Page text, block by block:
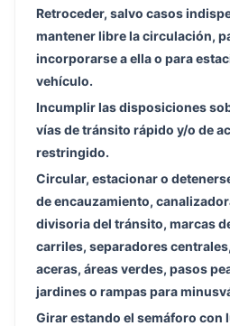
Retroceder, salvo casos
mantener libre la circulación,
incorporarse a ella o para
vehículo.
Incumplir las disposiciones
vías de tránsito rápido y/o de
restringido.
Circular, estacionar o
de encauzamiento,
divisoria del tránsito, marcas
carriles, separadores
aceras, áreas verdes, pasos
jardines o rampas para
Girar estando el semáforo con